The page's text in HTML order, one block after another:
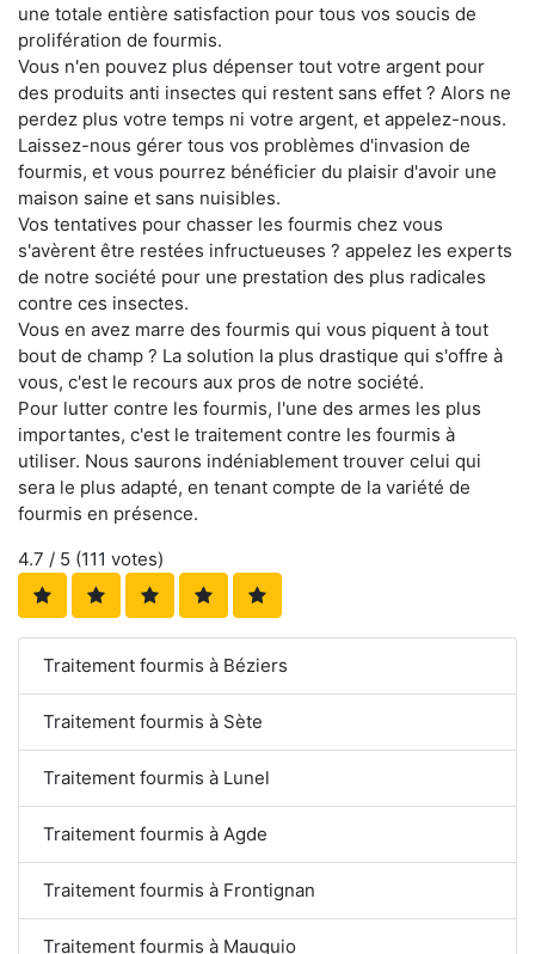
une totale entière satisfaction pour tous vos soucis de
prolifération de fourmis.
Vous n'en pouvez plus dépenser tout votre argent pour
des produits anti insectes qui restent sans effet ? Alors ne
perdez plus votre temps ni votre argent, et appelez-nous.
Laissez-nous gérer tous vos problèmes d'invasion de
fourmis, et vous pourrez bénéficier du plaisir d'avoir une
maison saine et sans nuisibles.
Vos tentatives pour chasser les fourmis chez vous
s'avèrent être restées infructueuses ? appelez les experts
de notre société pour une prestation des plus radicales
contre ces insectes.
Vous en avez marre des fourmis qui vous piquent à tout
bout de champ ? La solution la plus drastique qui s'offre à
vous, c'est le recours aux pros de notre société.
Pour lutter contre les fourmis, l'une des armes les plus
importantes, c'est le traitement contre les fourmis à
utiliser. Nous saurons indéniablement trouver celui qui
sera le plus adapté, en tenant compte de la variété de
fourmis en présence.
4.7 / 5 (111 votes)
Traitement fourmis à Béziers
Traitement fourmis à Sète
Traitement fourmis à Lunel
Traitement fourmis à Agde
Traitement fourmis à Frontignan
Traitement fourmis à Mauguio